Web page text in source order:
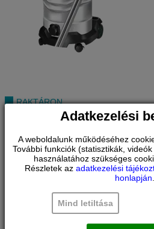
RAKTÁRON
BOSCH GAS 15 NEDVES/SZÁRAZ
06019E5100
IPARI TAKARÍTÓGÉP
Adatkezelési
A weboldalunk működéséhez
További funkciók (statisztikák,
használatához szükséges
Részletek az adatkezelési
honlapján.
Mind letiltása